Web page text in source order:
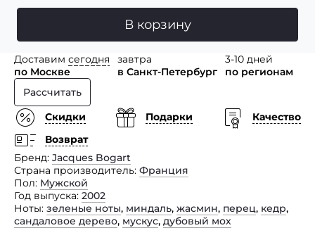
В корзину
Доставим сегодня
по Москве
завтра
в Санкт-Петербург
3-10 дней
по регионам
Рассчитать
Скидки
Подарки
Качество
Возврат
Бренд Jacques Bogart
Страна производитель Франция
Пол Мужской
Год выпуска 2002
Ноты зеленые ноты, миндаль, жасмин, перец, кедр,
сандаловое дерево, мускус, дубовый мох